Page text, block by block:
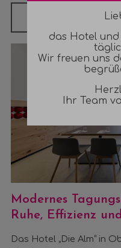
das Hotel
Wir freuen uns
Ihr Team
Modernes
Ruhe, Effizienz
Das Hotel „Die Alm“ in